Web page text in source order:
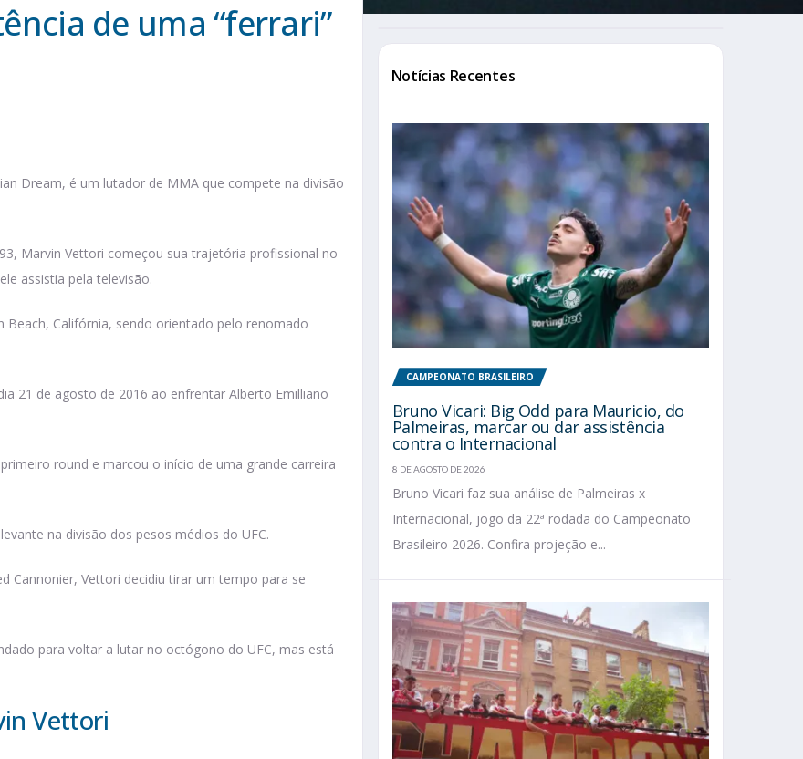
de uma “ferrari”
Dream, é um lutador de MMA que compete na divisão
Marvin Vettori começou sua trajetória profissional no
assistia pela televisão.
Califórnia, sendo orientado pelo renomado
21 de agosto de 2016 ao enfrentar Alberto Emilliano
round e marcou o início de uma grande carreira
na divisão dos pesos médios do UFC.
Cannonier, Vettori decidiu tirar um tempo para se
para voltar a lutar no octógono do UFC, mas está
Vettori
Notícias Recentes
CAMPEONATO BRASILEIRO
Bruno Vicari: Big Odd para Mauricio, do
Palmeiras, marcar ou dar assistência
contra o Internacional
8 DE AGOSTO DE 2026
Bruno Vicari faz sua análise de Palmeiras x
Internacional, jogo da 22ª rodada do Campeonato
Brasileiro 2026. Confira projeção e...